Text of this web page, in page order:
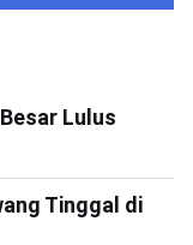
Lulus
Tinggal di